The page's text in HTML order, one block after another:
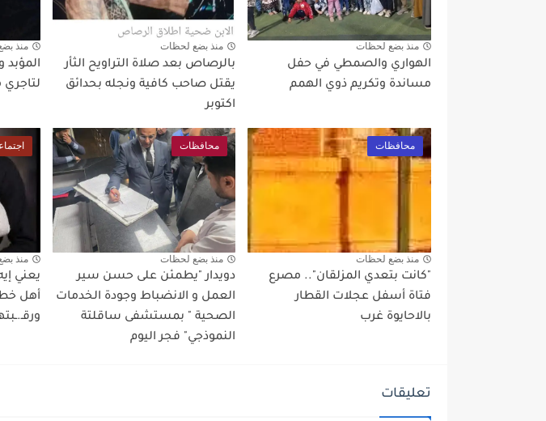
منذ بضع لحظات
الهواري والصمطي في حفل
مساندة وتكريم ذوي الهمم
منذ بضع لحظات
بالرصاص بعد صلاة التراويح الثأر
يقتل صاحب كافية ونجله بحدائق
اكتوبر
منذ
محافظات
منذ بضع لحظات
"كانت بتعدي المزلقان".. مصرع
فتاة أسفل عجلات القطار
بالاحايوة غرب
محافظات
منذ بضع لحظات
دويدار "يطمئن على حسن سير
العمل و الانضباط وجودة الخدمات
الصحية " بمستشفى ساقلتة
النموذجي" فجر اليوم
منذ
يعني
أهل
تعليقات